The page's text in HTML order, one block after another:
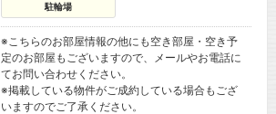
駐輪場
※こちらのお部屋情報の他にも空き部屋・空き予
定のお部屋もございますので、メールやお電話に
てお問い合わせください。
※掲載している物件がご成約している場合もござ
いますのでご了承ください。